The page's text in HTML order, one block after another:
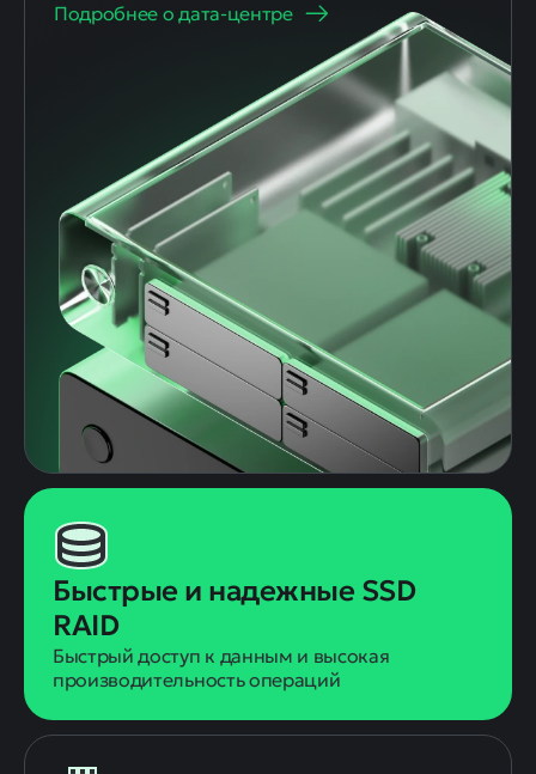
Подробнее о дата-центре
Быстрые и надежные SSD
RAID
Быстрый доступ к данным и высокая
производительность операций